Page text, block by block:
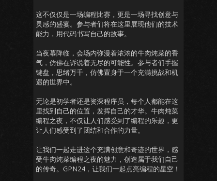
这不仅仅是一场编程比赛，更是一场寻找创意与
灵感的盛宴。参与者们将在这里展现他们的技术
能力，用代码书写自己的故事。
当夜幕降临，会场内弥漫着浓浓的牛肉炖菜的香
气，仿佛在诉说着无尽的可能性。参与者们手握
键盘，思绪万千，仿佛置身于一个充满挑战和机
遇的世界中。
无论是初学者还是资深程序员，每个人都能在这
里找到自己的位置，发挥自己的才华。牛肉炖菜
编程之夜，不仅让人们感受到了编程的乐趣，更
让人们感受到了团结和合作的力量。
让我们一起走进这个充满创意和奇迹的世界，感
受牛肉炖菜编程之夜的魅力，创造属于我们自己
的传奇。GPN24，让我们一起点亮编程的星空！